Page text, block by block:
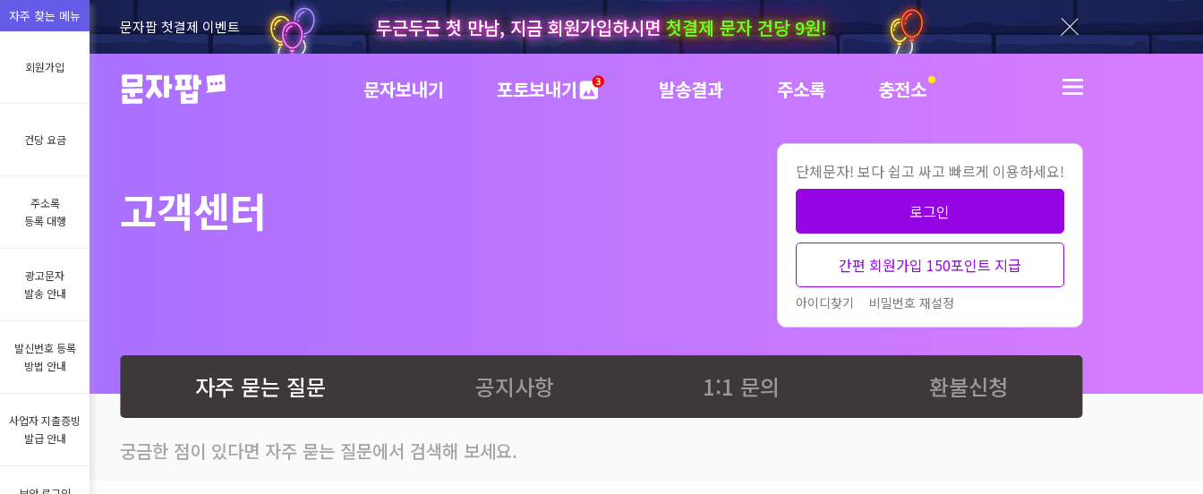
문자팝 첫결제 이벤트 두근두근 첫 만남, 지금 회원가입하시면첫결제 문자 건당 9원! 닫기
문자보내기 포토보내기 발송결과 주소록 충전소 더보기
자주 찾는 메뉴
회원가입
건당 요금
주소록
등록 대행
광고문자
발송 안내
발신번호 등록
방법 안내
사업자 지출증빙
발급 안내
고객센터
단체문자! 보다 쉽고 싸고 빠르게 이용하세요!
로그인
간편 회원가입 150포인트 지급
아이디찾기 비밀번호 재설정
자주 묻는 질문 공지사항 1:1 문의 환불신청
궁금한 점이 있다면 자주 묻는 질문에서 검색해 보세요.